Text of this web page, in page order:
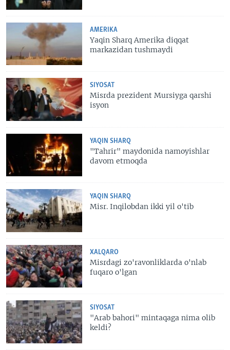
AMERIKA
Yaqin Sharq Amerika diqqat
markazidan tushmaydi
SIYOSAT
Misrda prezident Mursiyga qarshi
isyon
YAQIN SHARQ
"Tahrir" maydonida namoyishlar
davom etmoqda
YAQIN SHARQ
Misr. Inqilobdan ikki yil o'tib
XALQARO
Misrdagi zo'ravonliklarda o'nlab
fuqaro o'lgan
SIYOSAT
"Arab bahori" mintaqaga nima olib
keldi?